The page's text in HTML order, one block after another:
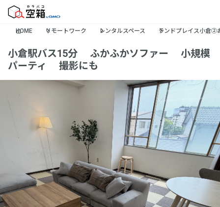
HOME リモートワーク レンタルスペース ランドプレイス小倉②
小倉駅バス15分🚌ふかふかソファー🛋️小規模
パーティ🥳撮影にも🎥